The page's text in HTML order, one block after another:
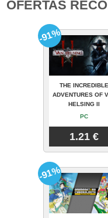
OFERTAS
THE INCREDIBLE
ADVENTURES OF
HELSING II
PC
1.21 €
-91%
-91%